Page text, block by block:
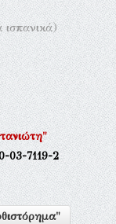
ισπανικά)
03-7119-2